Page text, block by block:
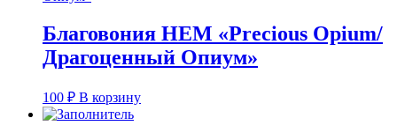
Благовония HEM «Precious Opium/
Драгоценный Опиум»
100 ₽ В корзину